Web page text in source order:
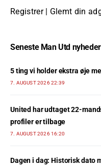
Registrer| Glemt din
Seneste Man Utd nyheder
5 ting vi holder ekstra øje
7. AUGUST 2026 22:39
United har udtaget 22-
profiler er tilbage
7. AUGUST 2026 16:20
Dagen i dag: Historisk dato